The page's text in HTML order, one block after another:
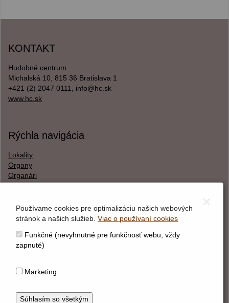
KONTAKT
Hudobné centrum
Michalská 10, 815 36 Bratislava 1
+421 (2) 2047 0111, info@hc.sk
www.hc.sk
Rýchla navigácia
Lokality
Organy
Organári
O webstránke
Správca obsahu
Vyhlásenie o cookies
Používame cookies pre optimalizáciu našich webových
stránok a našich služieb. Viac o používaní cookies
Funkčné (nevyhnutné pre funkčnosť webu, vždy
zapnuté)
Marketing